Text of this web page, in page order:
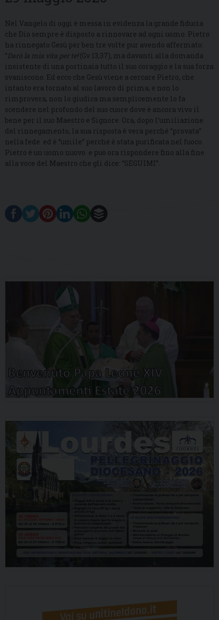
Nel Vangelo di oggi è messa in evidenza la grande fiducia
che Dio sempre è disposto a rinnovare ad ogni uomo. Pietro
ha rinnegato Gesù per ben tre volte pur avendo affermato:
“Darò la mia vita per te!(Gv 13,37), ma davanti alla domanda
insistente di una portinaia tutto il suo coraggio e la sua forza
svaniscono. Ed ecco che Gesù viene a cercare Pietro, che
intanto era tornato al suo lavoro di prima, e non lo
rimprovera, non lo giudica ma semplicemente lo fa
scendere nel profondo del suo cuore dove è ancora vivo il
bene per il suo Maestro e Signore. Ora, dopo l’umiliazione
del rinnegamento, la sua risposta è vera perché “provata”
nella fede ed è “umile” perché è stata purificata nel fuoco.
Pietro è un uomo nuovo e può ora rispondere fino alla fine
alla voce del Maestro che gli dice: “SEGUIMI”.